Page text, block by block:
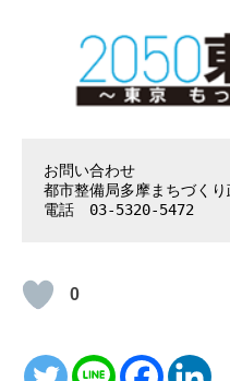
お問い合わせ
都市整備局多摩まちづく
電話　03-5320-5472
0